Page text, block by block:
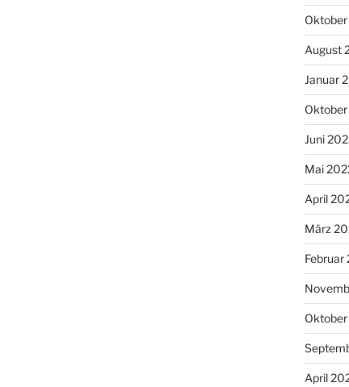
August
Januar
Juni
Mai
April
März
Februar
Oktober
April